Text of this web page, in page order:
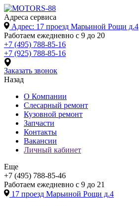
Адреса сервиса
Адрес: 17 проезд Марьиной Рощи д.4
Работаем ежедневно с 9 до 20
+7 (495) 788-85-16
+7 (925) 788-85-16
Заказать звонок
Назад
О Компании
Слесарный ремонт
Кузовной ремонт
Запчасти
Контакты
Вакансии
Личный кабинет
Еще
+7 (495) 788-85-46
Работаем ежедневно с 9 до 21
17 проезд Марьиной Рощи д.4